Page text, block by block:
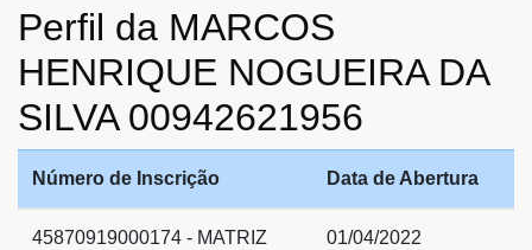
Perfil da MARCOS
HENRIQUE NOGUEIRA DA
SILVA 00942621956
Número de Inscrição Data de Abertura
45870919000174 - MATRIZ 01/04/2022